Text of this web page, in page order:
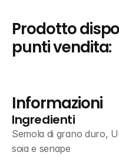
Prodotto
punti vendita:
Informazioni
Ingredienti
Semola di grano duro,
soia e senape